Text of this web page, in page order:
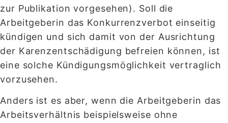
zur Publikation vorgesehen). Soll die
Arbeitgeberin das Konkurrenzverbot einseitig
kündigen und sich damit von der Ausrichtung
der Karenzentschädigung befreien können, ist
eine solche Kündigungsmöglichkeit vertraglich
vorzusehen.
Anders ist es aber, wenn die Arbeitgeberin das
Arbeitsverhältnis beispielsweise ohne